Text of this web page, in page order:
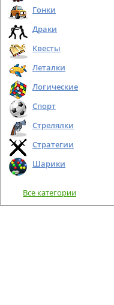
Гонки
Драки
Квесты
Леталки
Логические
Спорт
Стрелялки
Стратегии
Шарики
Все категории